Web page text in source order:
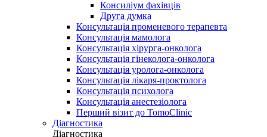
Консиліум фахівців
Друга думка
Консультація променевого терапевта
Консультація мамолога
Консультація хірурга-онколога
Консультація гінеколога-онколога
Консультація уролога-онколога
Консультація лікаря-проктолога
Консультація психолога
Консультація анестезіолога
Перший візит до TomoClinic
Діагностика
Діагностика